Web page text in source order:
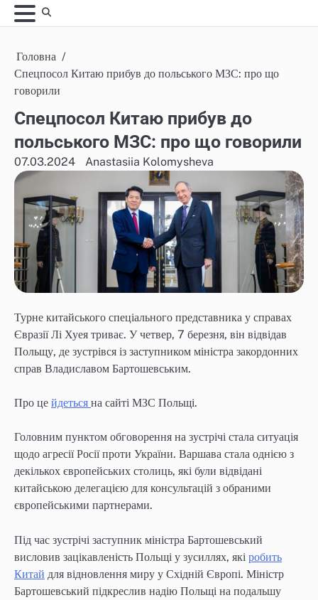
Skip
to
Головна
Спецпосол Китаю прибув до польського МЗС: про що
говорили
Спецпосол Китаю прибув до
польського МЗС: про що говорили
07.03.2024 Anastasiia Kolomysheva
Турне китайського спеціального представника у справах
Євразії Лі Хуея триває. У четвер, 7 березня, він відвідав
Польщу, де зустрівся із заступником міністра закордонних
справ Владиславом Бартошевським.
Про це йдеться на сайті МЗС Польщі.
Головним пунктом обговорення на зустрічі стала ситуація
щодо агресії Росії проти України. Варшава стала однією з
декількох європейських столиць, які були відвідані
китайською делегацією для консультацій з обраними
європейськими партнерами.
Під час зустрічі заступник міністра Бартошевський
висловив зацікавленість Польщі у зусиллях, які робить
Китай для відновлення миру у Східній Європі. Міністр
Бартошевський підкреслив надію Польщі на подальшу